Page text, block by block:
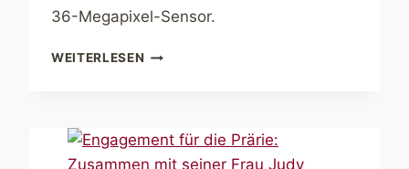
36-Megapixel-Sensor.
WEITERLESEN NIKON